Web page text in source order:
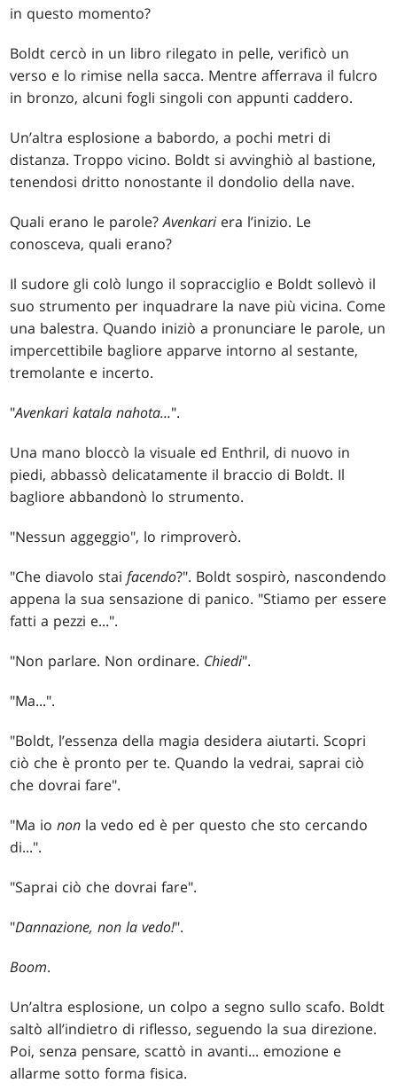
in questo momento?
Boldt cercò in un libro rilegato in pelle, verificò un
verso e lo rimise nella sacca. Mentre afferrava il fulcro
in bronzo, alcuni fogli singoli con appunti caddero.
Un’altra esplosione a babordo, a pochi metri di
distanza. Troppo vicino. Boldt si avvinghiò al bastione,
tenendosi dritto nonostante il dondolio della nave.
Quali erano le parole?Avenkari era l’inizio. Le
conosceva, quali erano?
Il sudore gli colò lungo il sopracciglio e Boldt sollevò il
suo strumento per inquadrare la nave più vicina. Come
una balestra. Quando iniziò a pronunciare le parole, un
impercettibile bagliore apparve intorno al sestante,
tremolante e incerto.
"Avenkari katala nahota...".
Una mano bloccò la visuale ed Enthril, di nuovo in
piedi, abbassò delicatamente il braccio di Boldt. Il
bagliore abbandonò lo strumento.
"Nessun aggeggio", lo rimproverò.
"Che diavolo staifacendo?". Boldt sospirò, nascondendo
appena la sua sensazione di panico. "Stiamo per essere
fatti a pezzi e...".
"Non parlare. Non ordinare. Chiedi".
"Ma...".
"Boldt, l’essenza della magia desidera aiutarti. Scopri
ciò che è pronto per te. Quando la vedrai, saprai ciò
che dovrai fare".
"Ma ionon la vedo ed è per questo che sto cercando
di...".
"Saprai ciò che dovrai fare".
"Dannazione, non la vedo!".
Boom.
Un’altra esplosione, un colpo a segno sullo scafo. Boldt
saltò all’indietro di riflesso, seguendo la sua direzione.
Poi, senza pensare, scattò in avanti... emozione e
allarme sotto forma fisica.